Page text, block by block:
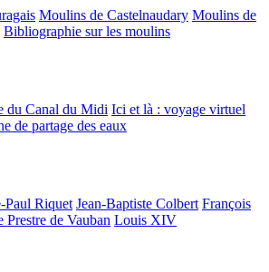
Moulins de Castelnaudary Moulins de
Bibliographie sur les moulins
du Canal du Midi Ici et là : voyage virtuel
de partage des eaux
Paul Riquet Jean-Baptiste Colbert François
Prestre de Vauban Louis XIV